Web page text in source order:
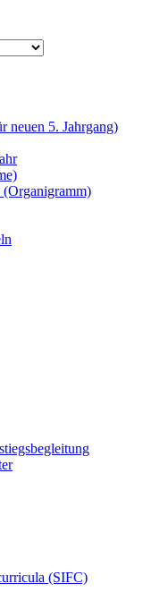
5. Jahrgang)
(Organigramm)
(SIFC)